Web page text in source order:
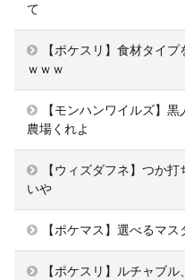
て
【ポケスリ】食材タイ
ｗｗｗ
【モンハンワイルズ】
農場くれよ
【ウィズダフネ】つか
いや
【ポケマス】選べるマ
【ポケスリ】ルチャブ